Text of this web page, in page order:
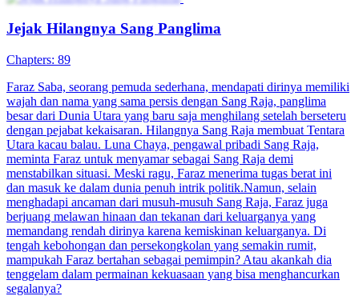
Jejak Hilangnya Sang Panglima
Chapters: 89
Faraz Saba, seorang pemuda sederhana, mendapati dirinya memiliki
wajah dan nama yang sama persis dengan Sang Raja, panglima
besar dari Dunia Utara yang baru saja menghilang setelah berseteru
dengan pejabat kekaisaran. Hilangnya Sang Raja membuat Tentara
Utara kacau balau. Luna Chaya, pengawal pribadi Sang Raja,
meminta Faraz untuk menyamar sebagai Sang Raja demi
menstabilkan situasi. Meski ragu, Faraz menerima tugas berat ini
dan masuk ke dalam dunia penuh intrik politik.Namun, selain
menghadapi ancaman dari musuh-musuh Sang Raja, Faraz juga
berjuang melawan hinaan dan tekanan dari keluarganya yang
memandang rendah dirinya karena kemiskinan keluarganya. Di
tengah kebohongan dan persekongkolan yang semakin rumit,
mampukah Faraz bertahan sebagai pemimpin? Atau akankah dia
tenggelam dalam permainan kekuasaan yang bisa menghancurkan
segalanya?